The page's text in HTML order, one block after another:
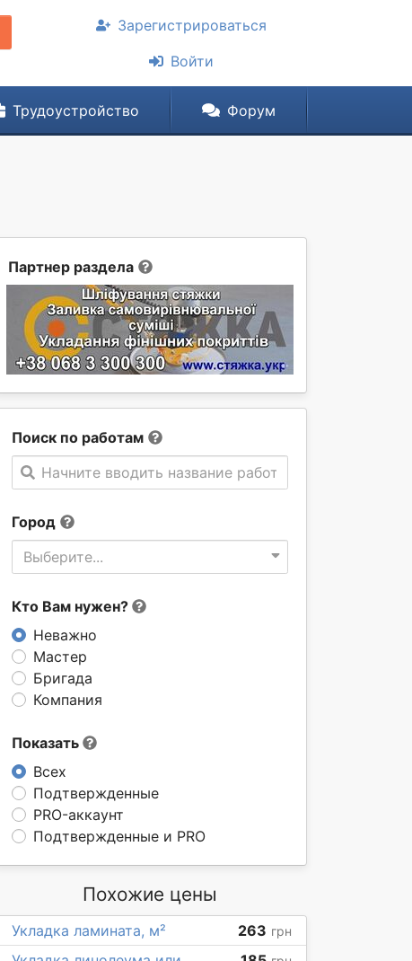
Зарегистрироваться
Войти
Трудоустройство Форум
Партнер раздела
Поиск по работам
Начните вводить название работы
Город
Выберите...
Кто Вам нужен?
Неважно
Мастер
Бригада
Компания
Показать
Всех
Подтвержденные
PRO-аккаунт
Подтвержденные и PRO
Похожие цены
Укладка ламината, м² 263 грн